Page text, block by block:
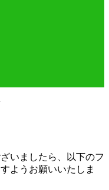
いましたら、以下のフ
ようお願いいたしま